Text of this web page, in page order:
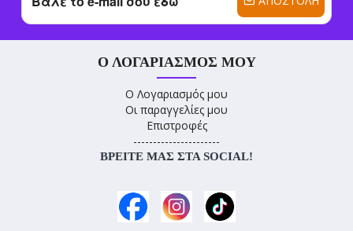
Ο ΛΟΓΑΡΙΑΣΜΌΣ ΜΟΥ
Ο Λογαριασμός μου
Οι παραγγελίες μου
Επιστροφές
----------------------
ΒΡΕΊΤΕ ΜΑΣ ΣΤΑ SOCIAL!